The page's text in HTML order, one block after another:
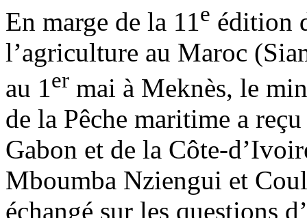
En marge de la 11e édition
l’agriculture au Maroc
au 1er mai à Meknès, le
de la Pêche maritime a
Gabon et de la Côte-
Mboumba Nziengui et
échangé sur les questions